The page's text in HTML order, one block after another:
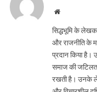
Website
सिद्धभूमि के
और राजनीति के
प्रदान किया है।
समाज की
रखती है। उनके